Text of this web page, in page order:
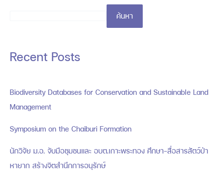
ค้นหา
Recent Posts
Biodiversity Databases for Conservation and Sustainable Land
Management
Symposium on the Chaiburi Formation
นักวิจัย ม.อ. จับมือชุมชนและ อบต.เกาะพระทอง ศึกษา-สื่อสารสัตว์ป่า
หายาก สร้างจิตสำนึกการอนุรักษ์